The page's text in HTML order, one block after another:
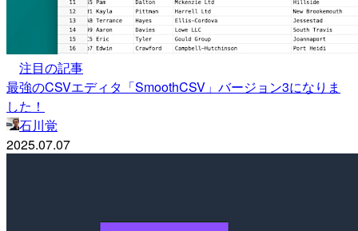
注目の記事
最強のCSVエディタ「SmoothCSV」バージョン3になりま
した！
石川覚
2025.07.07